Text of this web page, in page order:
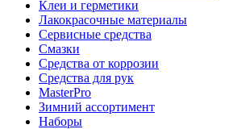
Клеи и герметики
Лакокрасочные материалы
Сервисные средства
Смазки
Средства от коррозии
Средства для рук
MasterPro
Зимний ассортимент
Наборы